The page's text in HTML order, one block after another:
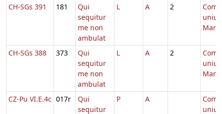
CH-SGs 391 181
Qui
sequitur
me non
ambulat
L A 2
unius
CH-SGs 388 373
Qui
sequitur
me non
ambulat
L A 2
unius
CZ-Pu VI.E.4c 017r
Qui
sequitur
P A
unius